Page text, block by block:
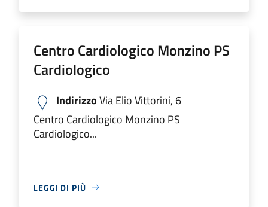
Centro Cardiologico Monzino PS
Cardiologico
IndirizzoVia Elio Vittorini, 6
Centro Cardiologico Monzino PS
Cardiologico...
LEGGI DI PIÙ